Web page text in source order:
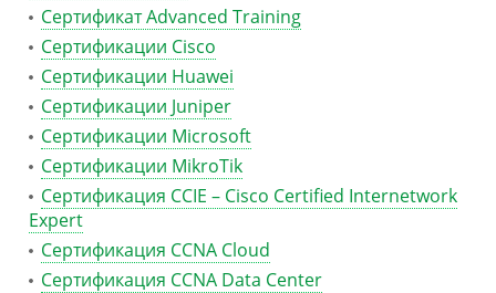
Сертификат Advanced Training
Сертификации Cisco
Сертификации Huawei
Сертификации Juniper
Сертификации Microsoft
Сертификации MikroTik
Сертификация CCIE – Cisco Certified Internetwork
Expert
Сертификация CCNA Cloud
Сертификация CCNA Data Center